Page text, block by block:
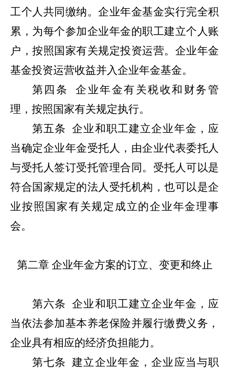
工个人共同缴纳。企业年金基金实行完全积
累，为每个参加企业年金的职工建立个人账
户，按照国家有关规定投资运营。企业年金
基金投资运营收益并入企业年金基金。
第四条
企业年金有关税收和财务管
理，按照国家有关规定执行。
第五条 企业和职工建立企业年金，应
当确定企业年金受托人，由企业代表委托人
与受托人签订受托管理合同。受托人可以是
符合国家规定的法人受托机构，也可以是企
业按照国家有关规定成立的企业年金理事
会。
第二章 企业年金方案的订立、变更和终止
第六条 企业和职工建立企业年金，应
当依法参加基本养老保险并履行缴费义务，
企业具有相应的经济负担能力。
第七条 建立企业年金，企业应当与职